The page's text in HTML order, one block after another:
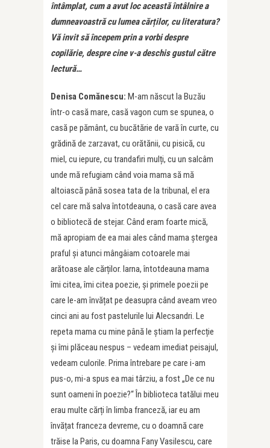
întâmplat, cum a avut loc această întâlnire a
dumneavoastră cu lumea cărților, cu literatura?
Vă invit să începem prin a vorbi despre
copilărie, despre cine v-a deschis gustul către
lectură…
Denisa Comănescu: M-am născut la Buzău
într-o casă mare, casă vagon cum se spunea, o
casă pe pământ, cu bucătărie de vară în curte, cu
grădină de zarzavat, cu orătănii, cu pisică, cu
miel, cu iepure, cu trandafiri mulți, cu un salcâm
unde mă refugiam când voia mama să mă
altoiască până sosea tata de la tribunal, el era
cel care mă salva întotdeauna, o casă care avea
o bibliotecă de stejar. Când eram foarte mică,
mă apropiam de ea mai ales când mama ștergea
praful și atunci mângâiam cotoarele mai
arătoase ale cărților. Iarna, întotdeauna mama
îmi citea, îmi citea poezie, și primele poezii pe
care le-am învățat pe deasupra când aveam vreo
cinci ani au fost pastelurile lui Alecsandri. Le
repeta mama cu mine până le știam la perfecție
și îmi plăceau nespus – vedeam imediat peisajul,
vedeam culorile. Prima întrebare pe care i-am
pus-o, mi-a spus ea mai târziu, a fost „De ce nu
sunt oameni în poezie?“ În biblioteca tatălui meu
erau multe cărți în limba franceză, iar eu am
învățat franceza devreme, cu o doamnă care
trăise la Paris, cu doamna Fany Vasilescu, care